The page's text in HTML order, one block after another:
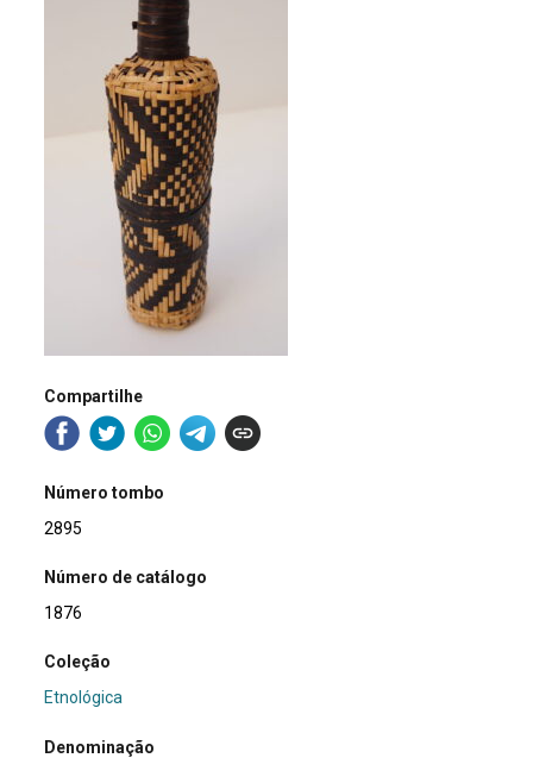
Compartilhe
Número tombo
2895
Número de catálogo
1876
Coleção
Etnológica
Denominação